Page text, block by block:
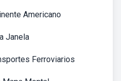
Americano
Janela
Ferroviarios